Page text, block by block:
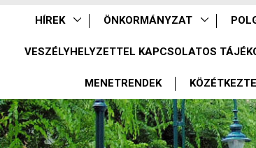
HÍREK ÖNKORMÁNYZAT
VESZÉLYHELYZETTEL KAPCSOLATOS
MENETRENDEK